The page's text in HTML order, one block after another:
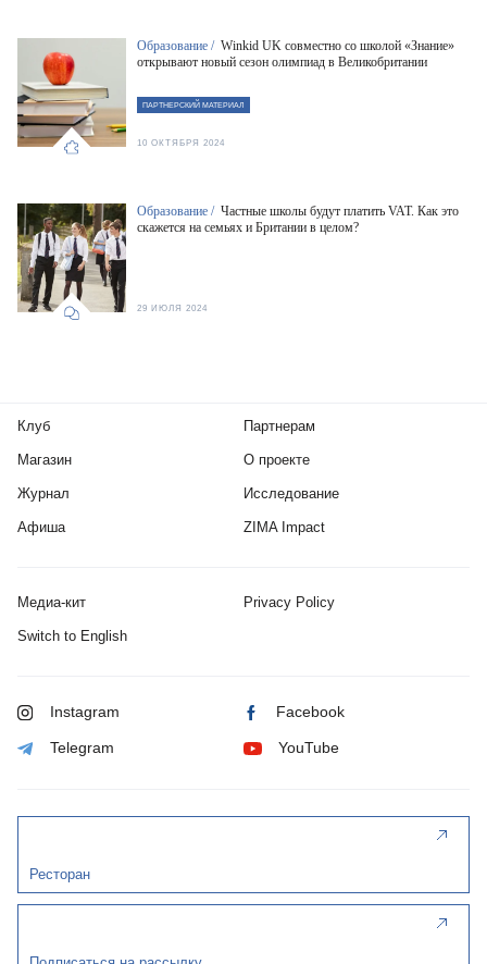
Образование / Winkid UK совместно со школой «Знание»
открывают новый сезон олимпиад в Великобритании
ПАРТНЕРСКИЙ МАТЕРИАЛ
10 ОКТЯБРЯ 2024
Образование / Частные школы будут платить VAT. Как это
скажется на семьях и Британии в целом?
29 ИЮЛЯ 2024
Клуб
Магазин
Журнал
Афиша
Партнерам
О проекте
Исследование
ZIMA Impact
Медиа-кит Privacy Policy
Switch to English
Instagram Facebook
Telegram YouTube
Ресторан